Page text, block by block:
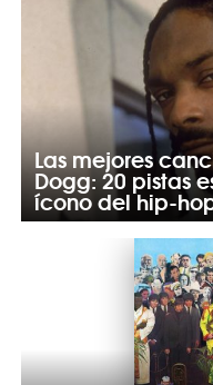
Las mejores
Dogg: 20 pistas
ícono del hip-